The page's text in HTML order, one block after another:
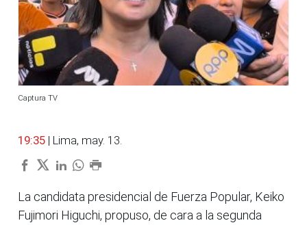
Captura TV
19:35 | Lima, may. 13.
La candidata presidencial de Fuerza Popular, Keiko
Fujimori Higuchi, propuso, de cara a la segunda